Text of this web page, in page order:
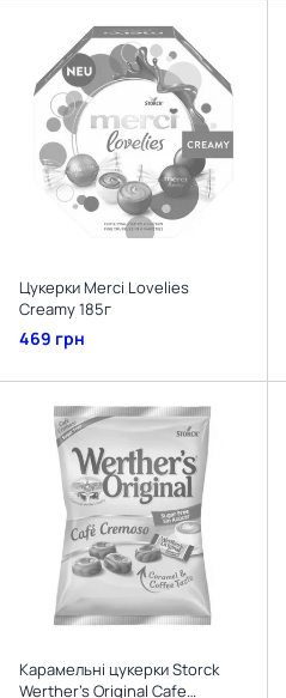
Цукерки Merci Lovelies
Creamy 185г
469 грн
Карамельні цукерки Storck
Werther's Original Cafe